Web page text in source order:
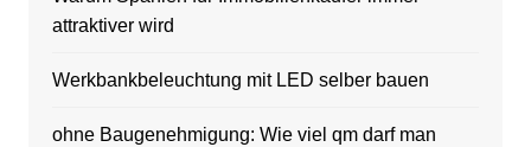
attraktiver wird
Werkbankbeleuchtung mit LED selber bauen
ohne Baugenehmigung: Wie viel qm darf man